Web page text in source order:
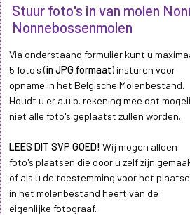
Stuur foto's in van molen
Nonnebossenmolen
Via onderstaand formulier kunt u
5 foto's (in JPG formaat) insturen voor
opname in het Belgische Molenbestand.
Houdt u er a.u.b. rekening mee dat
niet alle foto's geplaatst zullen worden.
LEES DIT SVP GOED! Wij mogen alleen
foto's plaatsen die door u zelf zijn
of als u de toestemming voor het
in het molenbestand heeft van de
eigenlijke fotograaf.